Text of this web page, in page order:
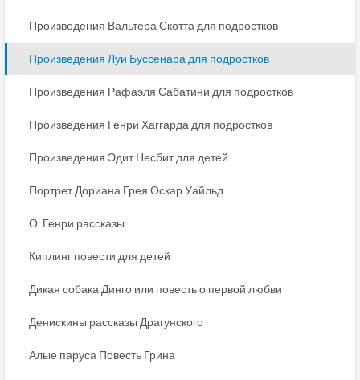
Произведения Вальтера Скотта для подростков
Произведения Луи Буссенара для подростков
Произведения Рафаэля Сабатини для подростков
Произведения Генри Хаггарда для подростков
Произведения Эдит Несбит для детей
Портрет Дориана Грея Оскар Уайльд
О. Генри рассказы
Киплинг повести для детей
Дикая собака Динго или повесть о первой любви
Денискины рассказы Драгунского
Алые паруса Повесть Грина